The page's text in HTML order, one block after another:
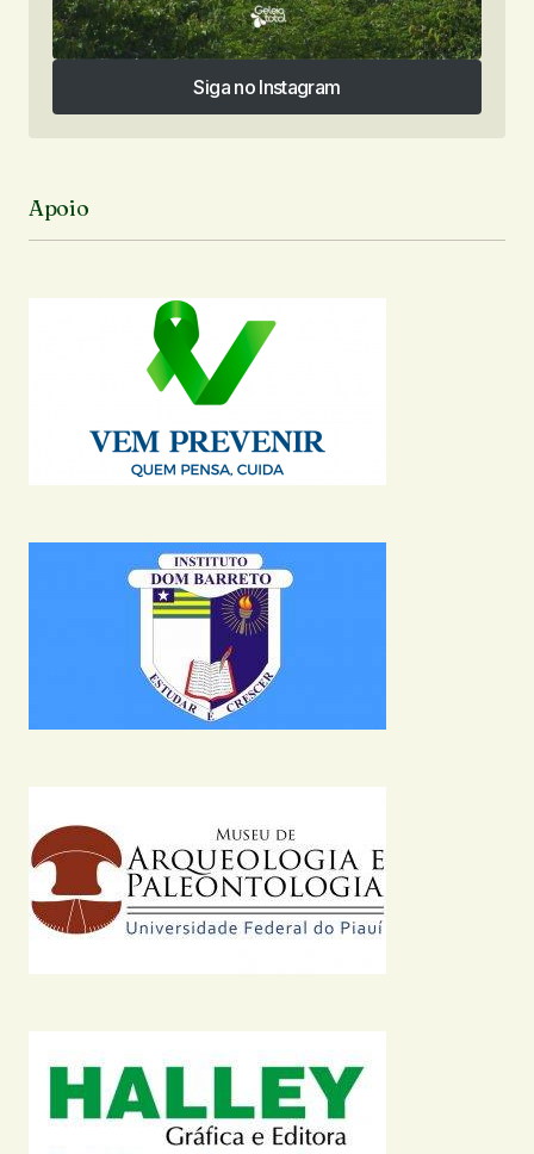
Siga no Instagram
Siga no Instagram
Apoio